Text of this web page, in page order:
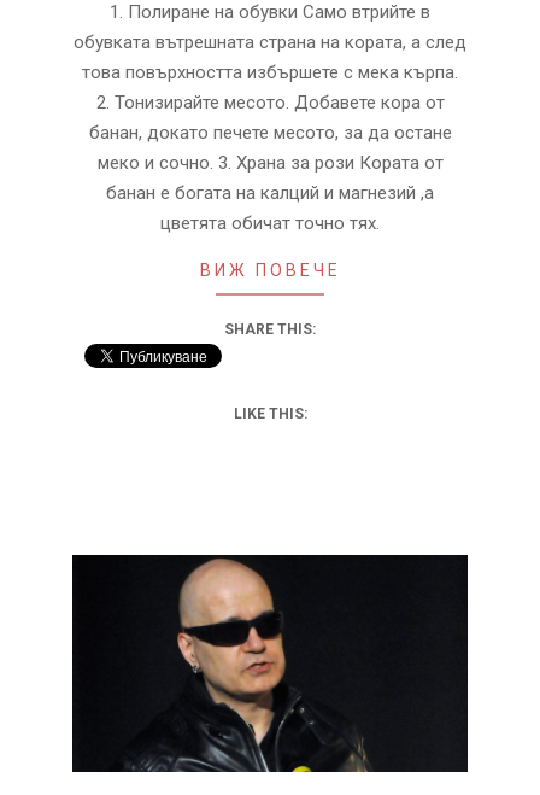
1. Полиране на обувки Само втрийте в
обувката вътрешната страна на кората, а след
това повърхността избършете с мека кърпа.
2. Тонизирайте месото. Добавете кора от
банан, докато печете месото, за да остане
меко и сочно. 3. Храна за рози Кората от
банан е богата на калций и магнезий ,а
цветята обичат точно тях.
ВИЖ ПОВЕЧЕ
SHARE THIS:
LIKE THIS: